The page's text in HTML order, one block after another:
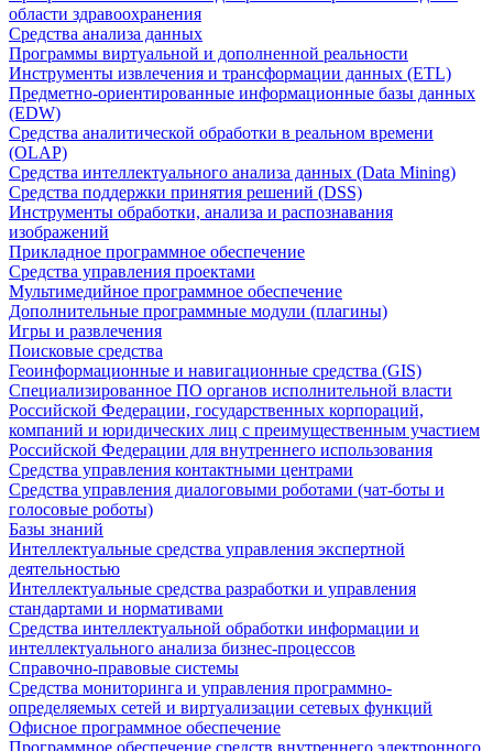
области здравоохранения
Средства анализа данных
Программы виртуальной и дополненной реальности
Инструменты извлечения и трансформации данных (ETL)
Предметно-ориентированные информационные базы данных
(EDW)
Средства аналитической обработки в реальном времени
(OLAP)
Средства интеллектуального анализа данных (Data Mining)
Средства поддержки принятия решений (DSS)
Инструменты обработки, анализа и распознавания
изображений
Прикладное программное обеспечение
Средства управления проектами
Мультимедийное программное обеспечение
Дополнительные программные модули (плагины)
Игры и развлечения
Поисковые средства
Геоинформационные и навигационные средства (GIS)
Специализированное ПО органов исполнительной власти
Российской Федерации, государственных корпораций,
компаний и юридических лиц с преимущественным участием
Российской Федерации для внутреннего использования
Средства управления контактными центрами
Средства управления диалоговыми роботами (чат-боты и
голосовые роботы)
Базы знаний
Интеллектуальные средства управления экспертной
деятельностью
Интеллектуальные средства разработки и управления
стандартами и нормативами
Средства интеллектуальной обработки информации и
интеллектуального анализа бизнес-процессов
Справочно-правовые системы
Средства мониторинга и управления программно-
определяемых сетей и виртуализации сетевых функций
Офисное программное обеспечение
Программное обеспечение средств внутреннего электронного